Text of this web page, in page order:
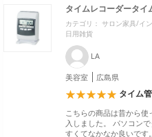
タイムレコーダータイ
カテゴリ： サロン家具/イ
日用雑貨
LA
美容室 広島県
タイム
こちらの商品は昔から
入しました。 パソコン
すくてなかなか良いです。